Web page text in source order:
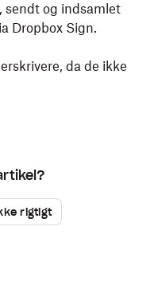
og indsamlet
Dropbox Sign.
da de ikke
rigtigt